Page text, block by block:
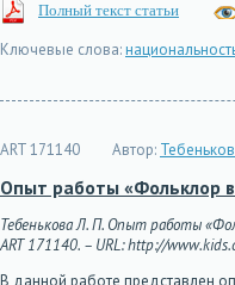
Полный текст статьи
Ключевые слова:
ART 171140 Автор:
Опыт работы «Фольклор в
Тебенькова Л. П. Опыт работы
ART 171140. – URL: http://
В данной работе представлен